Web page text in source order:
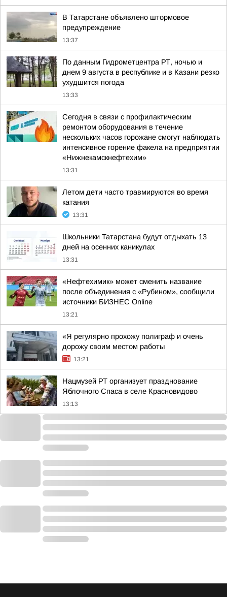
В Татарстане объявлено штормовое
предупреждение
13:37
По данным Гидрометцентра РТ, ночью и
днем 9 августа в республике и в Казани резко
ухудшится погода
13:33
Сегодня в связи с профилактическим
ремонтом оборудования в течение
нескольких часов горожане смогут наблюдать
интенсивное горение факела на предприятии
«Нижнекамскнефтехим»
13:31
Летом дети часто травмируются во время
катания
13:31
Школьники Татарстана будут отдыхать 13
дней на осенних каникулах
13:31
«Нефтехимик» может сменить название
после объединения с «Рубином», сообщили
источники БИЗНЕС Online
13:21
«Я регулярно прохожу полиграф и очень
дорожу своим местом работы
13:21
Нацмузей РТ организует празднование
Яблочного Спаса в селе Красновидово
13:13